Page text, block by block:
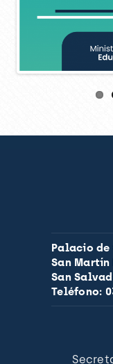
Palacio de
San Martín
San
Teléfono: